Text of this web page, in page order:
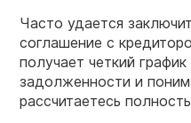
Часто удается
соглашение с
получает четкий
задолженности и
рассчитаетесь